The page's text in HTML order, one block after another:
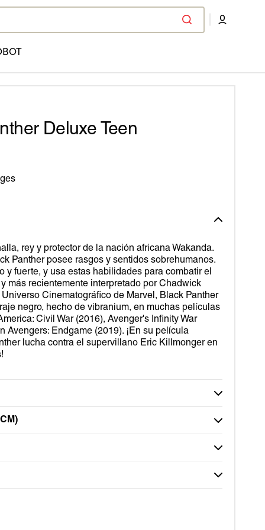
Deluxe Teen
rey y protector de la nación africana Wakanda.
Panther posee rasgos y sentidos sobrehumanos.
y fuerte, y usa estas habilidades para combatir el
más recientemente interpretado por Chadwick
Cinematográfico de Marvel, Black Panther
negro, hecho de vibranium, en muchas películas
Civil War (2016), Avenger's Infinity War
Avengers: Endgame (2019). ¡En su película
lucha contra el supervillano Eric Killmonger en